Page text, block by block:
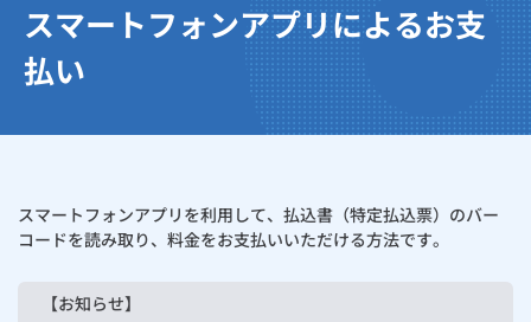
ガス・電気 トップ
GAS得プラン
一般料金
電気トップ
「大阪ガスの電気」が選ばれる理由
インターネット
料金プラン
工事・開通までの流れ
機器
キッチン
修理
くらしのサービス
クレジットカード払いに関しての注意事項
請求書（払込票）によるお支払い
スマートフォンアプリによるお支
払い
スマートフォンアプリを利用して、払込書（特定払込票）のバー
コードを読み取り、料金をお支払いいただける方法です。
【お知らせ】